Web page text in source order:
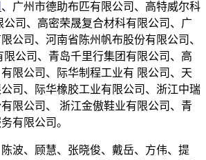
、广州市德助布匹有限公司、高特威尔科
公司、高密荣晟复合材科有限公司、广
公司、河南省陈州帆布股份有限公司、
公司、青岛千里行集团有限公司、高
限公司、际华制程工业有 限公司、天
司、际华橡胶工业有限公司、浙江中瑞
限公司、 浙江金傲鞋业有限公司、青
有限公司。
波、顾慧、张晓俊、戴岳、方伟、提